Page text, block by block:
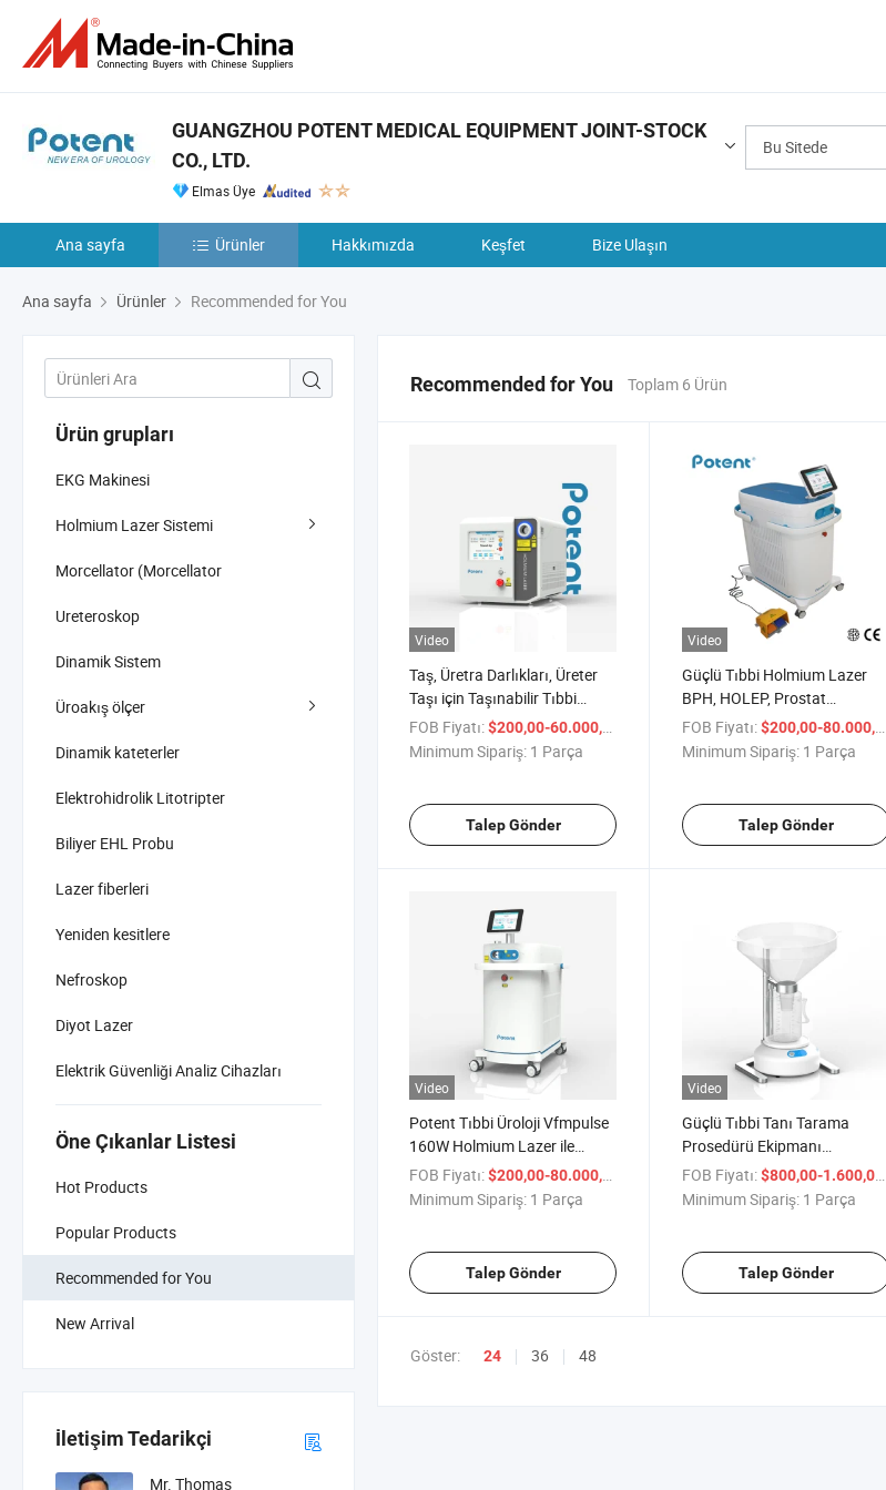
Bu Sitede
GUANGZHOU POTENT MEDICAL EQUIPMENT JOINT-STOCK
CO., LTD.
Elmas Üye
Ana sayfa Ürünler Hakkımızda Keşfet Bize Ulaşın
Ana sayfa Ürünler Recommended for You
Ürün grupları
EKG Makinesi
Holmium Lazer Sistemi
Morcellator (Morcellator
Ureteroskop
Dinamik Sistem
Üroakış ölçer
Dinamik kateterler
Elektrohidrolik Litotripter
Biliyer EHL Probu
Lazer fiberleri
Yeniden kesitlere
Nefroskop
Diyot Lazer
Elektrik Güvenliği Analiz Cihazları
Öne Çıkanlar Listesi
Hot Products
Popular Products
Recommended for You
New Arrival
İletişim Tedarikçi
Mr. Thomas
Recommended for You Toplam 6 Ürün
Video
Taş, Üretra Darlıkları, Üreter
Taşı için Taşınabilir Tıbbi
Ekipman Holmium Lazer, CE,
ISO, XP-40 Watt
FOB Fiyatı:$200,00-60.000,00
Minimum Sipariş: 1 Parça
Talep Gönder
Video
Güçlü Tıbbi Holmium Lazer
BPH, HOLEP, Prostat
Litotripsisi için CE, ISO
100/120 Watt
FOB Fiyatı: $200,00-80.000,00
Minimum Sipariş: 1 Parça
Talep Gönder
Video
Potent Tıbbi Üroloji Vfmpulse
160W Holmium Lazer ile
Litotripsi Holep Ablasyon
Buharlaştırma
FOB Fiyatı:$200,00-80.000,00
Minimum Sipariş: 1 Parça
Talep Gönder
Video
Güçlü Tıbbi Tanı Tarama
Prosedürü Ekipmanı
Üroflowmetri Üroflowmetre
İdrar Yolu Fonksiyonu için
FOB Fiyatı: $800,00-1.600,00
Minimum Sipariş: 1 Parça
Talep Gönder
Göster: 24 36 48